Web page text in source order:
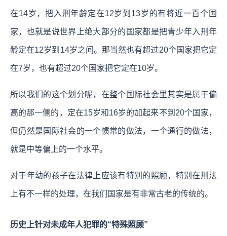
在14岁，把入刑年龄定在12岁到13岁的有将近一百个国
家，也就是说世界上绝大部分的国家都是把青少年入刑年
龄定在12岁到14岁之间。那当然也有超过20个国家把它定
在7岁，也有超过20个国家把它定在10岁。
所以我们的这个划分呢，在整个国际社会里其实是属于偏
高的那一侧的，定在15岁和16岁的加起来不到20个国家，
但仍然是国际社会的一个惯常的做法，一个通行的做法，
就是中等偏上的一个水平。
对于年幼的孩子在法律上应该有特别的照顾，特别在刑法
上有不一样的处理，在我们国家是有非常古老的传统的。
历史上针对未成年人犯罪的“特殊照顾”